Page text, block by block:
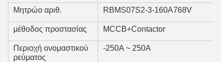
Μητρώο αριθ. RBMS07S2-3-160A768V
μέθοδος προστασίας MCCB+Contactor
Περιοχή ονομαστικού
ρεύματος
-250A ~ 250A